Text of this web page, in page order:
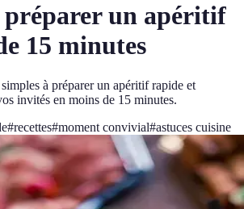
préparer un apéritif
15 minutes
à préparer un apéritif rapide et
invités en moins de 15 minutes.
#recettes#moment convivial#astuces cuisine